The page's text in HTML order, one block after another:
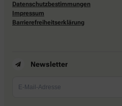
Datenschutzbestimmungen
Impressum
Barrierefreiheitserklärung
Newsletter